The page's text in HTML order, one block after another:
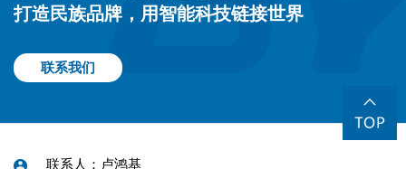
打造民族品牌，用智能科技链接世界
联系我们
联系人：卢鸿基